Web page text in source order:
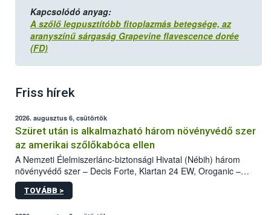
Kapcsolódó anyag:
A szőlő legpusztítóbb fitoplazmás betegsége, az
aranyszínű sárgaság Grapevine flavescence dorée
(FD)
Friss hírek
2026. augusztus 6, csütörtök
Szüret után is alkalmazható három növényvédő szer
az amerikai szőlőkabóca ellen
A Nemzeti Élelmiszerlánc-biztonsági Hivatal (Nébih) három
növényvédő szer – Decis Forte, Klartan 24 EW, Oroganic –
engedélyokiratát módosította, így azok a szüretet követően,
egészen a vesszőérettség (BBCH 91) stádiumáig
TOVÁBB >